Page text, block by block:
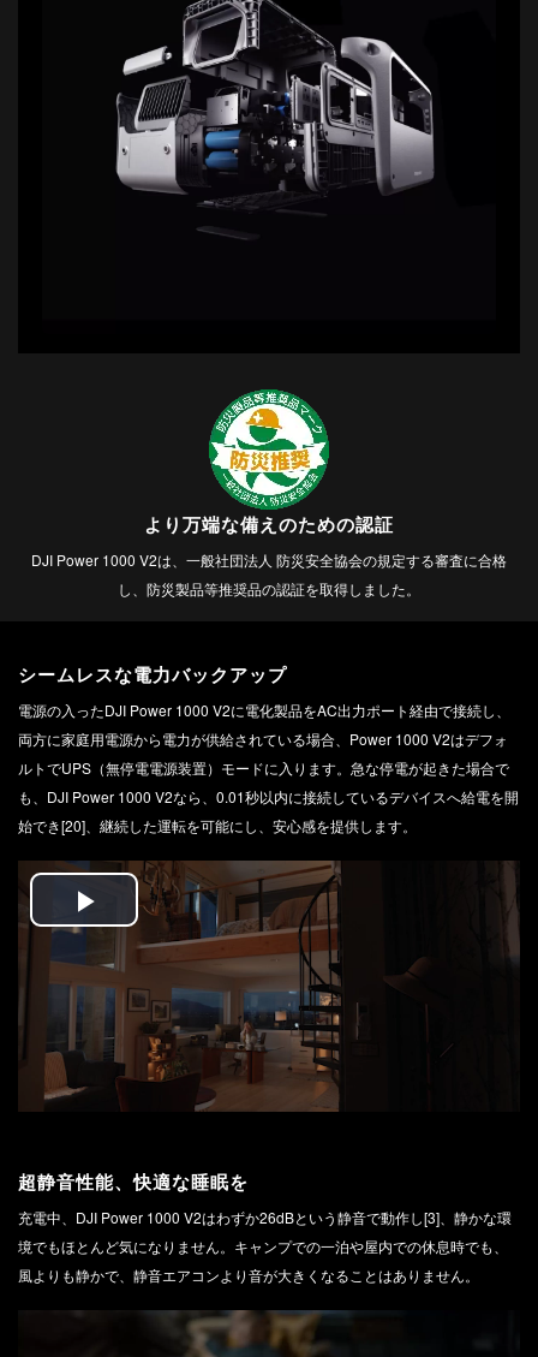
より万端な備えのための認証
DJI Power 1000 V2は、一般社団法人 防災安全協会の規定する審査に合格
し、防災製品等推奨品の認証を取得しました。
シームレスな電力バックアップ
電源の入ったDJI Power 1000 V2に電化製品をAC出力ポート経由で接続し、
両方に家庭用電源から電力が供給されている場合、Power 1000 V2はデフォ
ルトでUPS（無停電電源装置）モードに入ります。急な停電が起きた場合で
も、DJI Power 1000 V2なら、0.01秒以内に接続しているデバイスへ給電を開
始でき[20]、継続した運転を可能にし、安心感を提供します。
Play
Video
超静音性能、快適な睡眠を
充電中、DJI Power 1000 V2はわずか26dBという静音で動作し[3]、静かな環
境でもほとんど気になりません。キャンプでの一泊や屋内での休息時でも、
風よりも静かで、静音エアコンより音が大きくなることはありません。